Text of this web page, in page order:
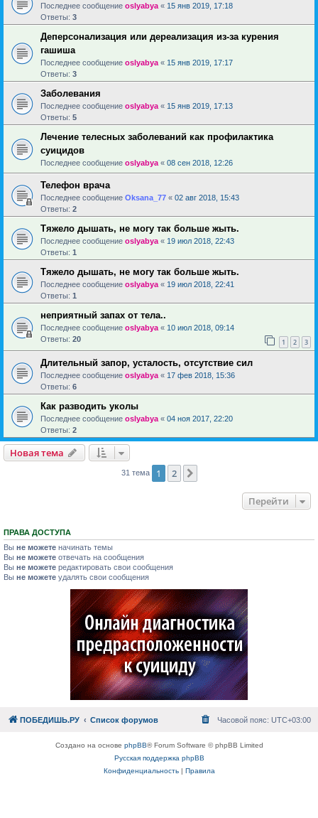
Последнее сообщение oslyabya « 15 янв 2019, 17:18
Ответы: 3
Деперсонализация или дереализация из-за курения
гашиша
Последнее сообщение oslyabya « 15 янв 2019, 17:17
Ответы: 3
Заболевания
Последнее сообщение oslyabya « 15 янв 2019, 17:13
Ответы: 5
Лечение телесных заболеваний как профилактика
суицидов
Последнее сообщение oslyabya « 08 сен 2018, 12:26
Телефон врача
Последнее сообщение Oksana_77 « 02 авг 2018, 15:43
Ответы: 2
Тяжело дышать, не могу так больше жыть.
Последнее сообщение oslyabya « 19 июл 2018, 22:43
Ответы: 1
Тяжело дышать, не могу так больше жыть.
Последнее сообщение oslyabya « 19 июл 2018, 22:41
Ответы: 1
неприятный запах от тела..
Последнее сообщение oslyabya « 10 июл 2018, 09:14
Ответы: 20 1 2 3
Длительный запор, усталость, отсутствие сил
Последнее сообщение oslyabya « 17 фев 2018, 15:36
Ответы: 6
Как разводить уколы
Последнее сообщение oslyabya « 04 ноя 2017, 22:20
Ответы: 2
Новая тема
31 тема 1 2
Перейти
ПРАВА ДОСТУПА
Вы не можете начинать темы
Вы не можете отвечать на сообщения
Вы не можете редактировать свои сообщения
Вы не можете удалять свои сообщения
ПОБЕДИШЬ.РУ Список форумов Часовой пояс: UTC+03:00
Создано на основе phpBB® Forum Software © phpBB Limited
Русская поддержка phpBB
Конфиденциальность| Правила